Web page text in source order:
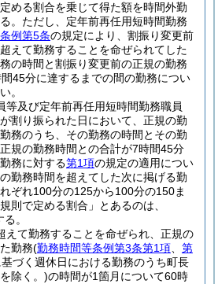
める割合を乗じて得た額を時間外勤
。 ただし、定年前再任用短時間勤務
例第5条の規定により、割振り変更前
えて勤務することを命ぜられてした
の時間と割振り変更前の正規の勤務
45分に達するまでの間の勤務につい
。
等及び定年前再任用短時間勤務職員
割り振られた日において、正規の勤
務のうち、その勤務の時間とその勤
規の勤務時間との合計が7時間45分
務に対する第1項の規定の適用につい
勤務時間を超えてした次に掲げる勤
ぞれ100分の125から100分の150ま
則で定める割合」とあるのは、
。
えて勤務することを命ぜられ、正規の
勤務(勤務時間等条例第3条第1項
第
づく週休日における勤務のうち町長
除く。)の時間が1箇月について60時